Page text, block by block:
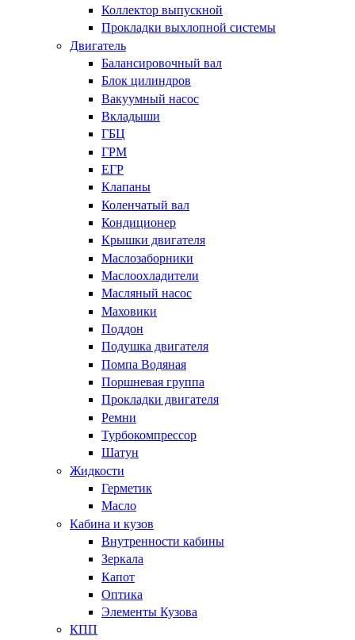
Коллектор выпускной
Прокладки выхлопной системы
Двигатель
Балансировочный вал
Блок цилиндров
Вакуумный насос
Вкладыши
ГБЦ
ГРМ
ЕГР
Клапаны
Коленчатый вал
Кондиционер
Крышки двигателя
Маслозаборники
Маслоохладители
Масляный насос
Маховики
Поддон
Подушка двигателя
Помпа Водяная
Поршневая группа
Прокладки двигателя
Ремни
Турбокомпрессор
Шатун
Жидкости
Герметик
Масло
Кабина и кузов
Внутренности кабины
Зеркала
Капот
Оптика
Элементы Кузова
КПП